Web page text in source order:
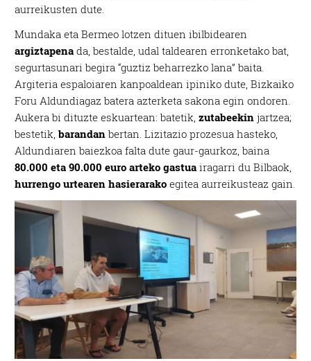
aurreikusten dute.
Mundaka eta Bermeo lotzen dituen ibilbidearen
argiztapena da, bestalde, udal taldearen erronketako bat,
segurtasunari begira “guztiz beharrezko lana” baita.
Argiteria espaloiaren kanpoaldean ipiniko dute, Bizkaiko
Foru Aldundiagaz batera azterketa sakona egin ondoren.
Aukera bi dituzte eskuartean: batetik,zutabeekin jartzea;
bestetik,barandan bertan. Lizitazio prozesua hasteko,
Aldundiaren baiezkoa falta dute gaur-gaurkoz, baina
80.000 eta 90.000 euro arteko gastua iragarri du Bilbaok,
hurrengo urtearen hasierarako egitea aurreikusteaz gain.